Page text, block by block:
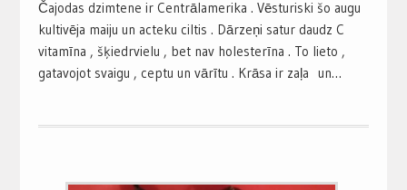
Čajodas dzimtene ir Centrālamerika . Vēsturiski šo augu
kultivēja maiju un acteku ciltis . Dārzeņi satur daudz C
vitamīna , šķiedrvielu , bet nav holesterīna . To lieto ,
gatavojot svaigu , ceptu un vārītu . Krāsa ir zaļa un…